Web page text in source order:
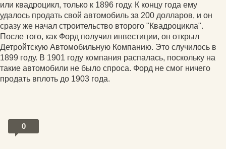
или квадроцикл, только к 1896 году. К концу года ему
удалось продать свой автомобиль за 200 долларов, и он
сразу же начал строительство второго "Квадроцикла".
После того, как Форд получил инвестиции, он открыл
Детройтскую Автомобильную Компанию. Это случилось в
1899 году. В 1901 году компания распалась, поскольку на
такие автомобили не было спроса. Форд не смог ничего
продать вплоть до 1903 года.
0